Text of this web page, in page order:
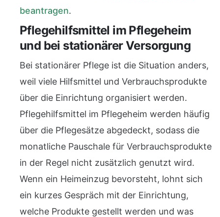
beantragen.
Pflegehilfsmittel im Pflegeheim
und bei stationärer Versorgung
Bei stationärer Pflege ist die Situation anders,
weil viele Hilfsmittel und Verbrauchsprodukte
über die Einrichtung organisiert werden.
Pflegehilfsmittel im Pflegeheim werden häufig
über die Pflegesätze abgedeckt, sodass die
monatliche Pauschale für Verbrauchsprodukte
in der Regel nicht zusätzlich genutzt wird.
Wenn ein Heimeinzug bevorsteht, lohnt sich
ein kurzes Gespräch mit der Einrichtung,
welche Produkte gestellt werden und was